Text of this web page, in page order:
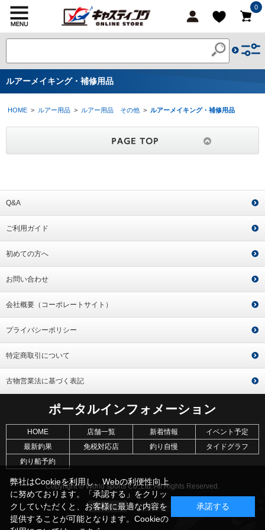
0
ルアーメイキング・補修用品
HOME > ルアー用品 > ルアー用品 その他 > ルアーメイキング・補修用品
Q&A
ご利用ガイド
初めての方へ
お問い合わせ
会社概要（コーポレートサイト）
プライバシーポリシー
特定商取引について
古物営業法に基づく表記
ポータルインフォメーション
HOME 店舗一覧 新着情報
イベント予定
最新釣果
免税対応店 釣り自慢
タイドグラフ
釣り船予約
Copyright © World sports Co.,Ltd. All Rights Reserved.
弊社はCookieを利用し、Webの利便性向上
に努めております。「承認する」をクリッ
クしていただくと、お客様に最適な内容を
提供することが可能となります。Cookieの
承諾する